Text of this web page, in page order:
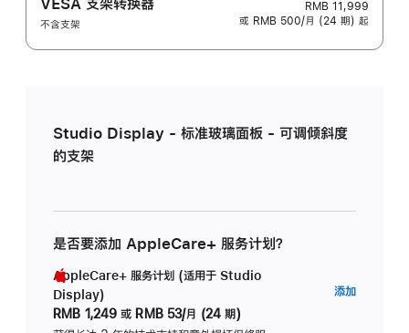
不含支架
RMB 11,999
或 RMB 500/月 (24 期) 起
Studio Display - 标准玻璃面板 - 可调倾斜度
的支架
是否要添加 AppleCare+ 服务计划？
AppleCare+ 服务计划 (适用于 Studio
Display)
RMB 1,249 或 RMB 53/月 (24 期)
添加